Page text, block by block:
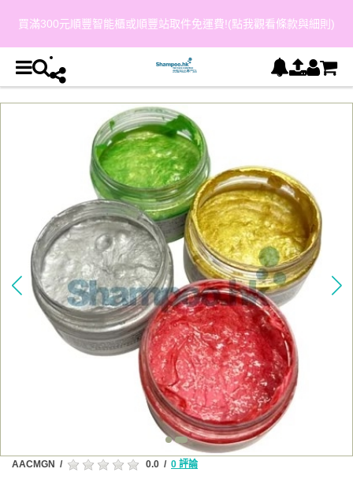
買滿300元順豐智能櫃或順豐站取件免運費!(點我觀看條款與細則)
AACMGN / 0.0 / 0 評論